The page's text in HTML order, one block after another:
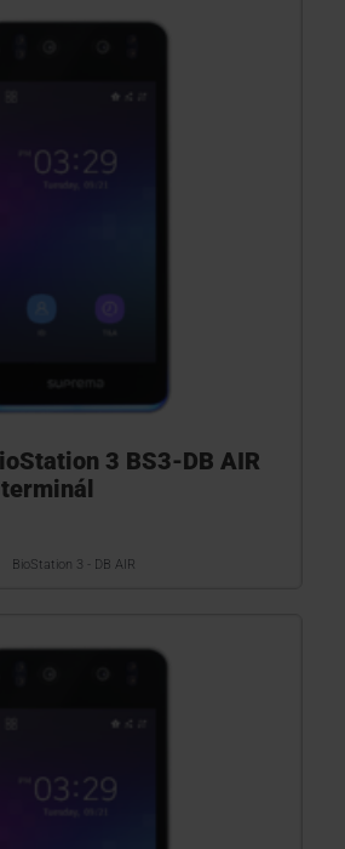
3 BS3-DB AIR
BioStation 3 - DB AIR